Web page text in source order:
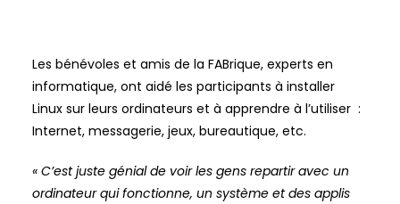
Les bénévoles et amis de la FABrique, experts en
informatique, ont aidé les participants à installer
Linux sur leurs ordinateurs et à apprendre à l’utiliser :
Internet, messagerie, jeux, bureautique, etc.
« C’est juste génial de voir les gens repartir avec un
ordinateur qui fonctionne, un système et des applis